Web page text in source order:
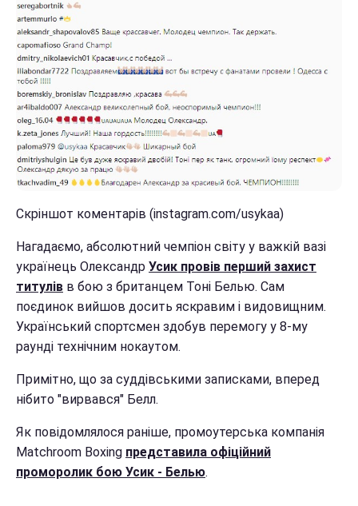
Скріншот коментарів (instagram.com/usykaa)
Нагадаємо, абсолютний чемпіон світу у важкій вазі
українець Олександр Усик провів перший захист
титулів в бою з британцем Тоні Белью. Сам
поєдинок вийшов досить яскравим і видовищним.
Український спортсмен здобув перемогу у 8-му
раунді технічним нокаутом.
Примітно, що за суддівськими записками, вперед
нібито "вирвався" Белл.
Як повідомлялося раніше, промоутерська компанія
Matchroom Boxing представила офіційний
проморолик бою Усик - Белью.